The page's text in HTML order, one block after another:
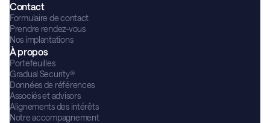
Contact
Formulaire de contact
Prendre rendez-vous
Nos implantations
À propos
Portefeuilles
Gradual Security®
Données de références
Associés et advisors
Alignements des intérêts
Notre accompagnement